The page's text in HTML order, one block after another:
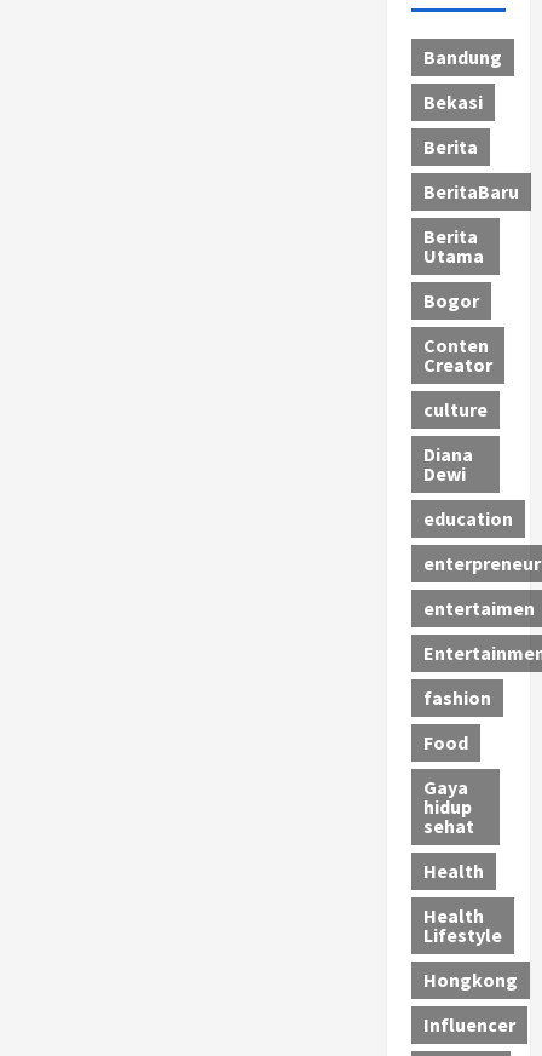
Bandung
Bekasi
Berita
BeritaBaru
Berita
Utama
Bogor
Conten
Creator
culture
Diana
Dewi
education
enterpreneur
entertaimen
fashion
Food
Gaya
hidup
sehat
Health
Health
Lifestyle
Hongkong
Influencer